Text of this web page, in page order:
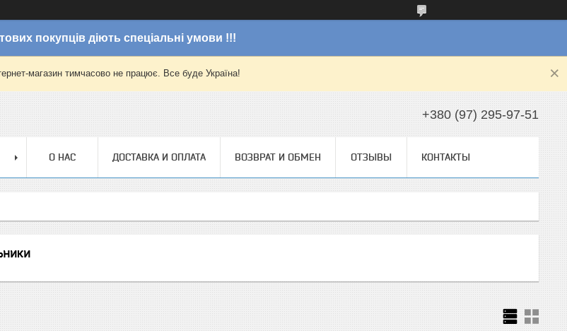
покупців діють спеціальні умови !!!
магазин тимчасово не працює. Все буде Україна!
+380 (97) 295-97-51
О НАС ДОСТАВКА И ОПЛАТА ВОЗВРАТ И ОБМЕН ОТЗЫВЫ КОНТАКТЫ